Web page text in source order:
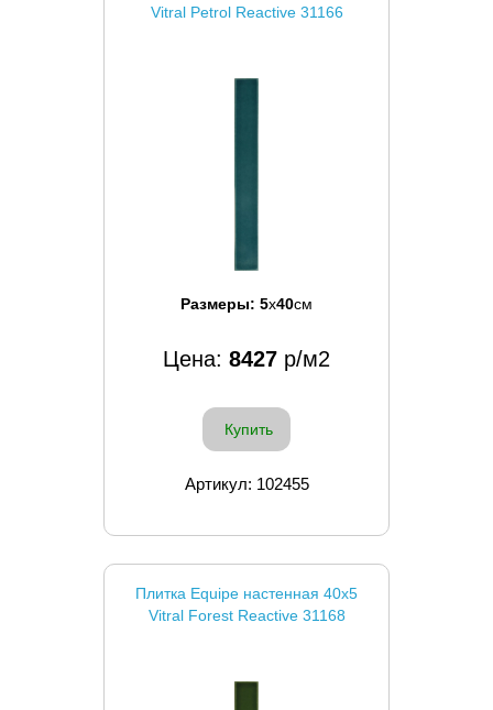
Vitral Petrol Reactive 31166
Размеры: 5x40см
Цена: 8427 р/м2
Купить
Артикул: 102455
Плитка Equipe настенная 40x5
Vitral Forest Reactive 31168